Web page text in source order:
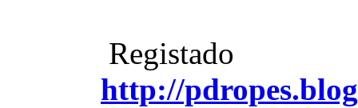
Registado
http://